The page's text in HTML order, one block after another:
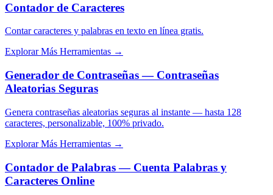
Contador de Caracteres
Contar caracteres y palabras en texto en línea gratis.
Explorar Más Herramientas →
Generador de Contraseñas — Contraseñas
Aleatorias Seguras
Genera contraseñas aleatorias seguras al instante — hasta 128
caracteres, personalizable, 100% privado.
Explorar Más Herramientas →
Contador de Palabras — Cuenta Palabras y
Caracteres Online